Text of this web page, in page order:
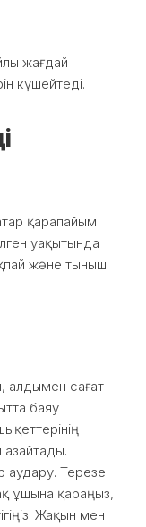
жағдай
күшейтеді.
қарапайым
уақытында
және тыныш
алдымен сағат
баяу
азайтады.
аудару. Терезе
ұшына қараңыз,
Жақын мен